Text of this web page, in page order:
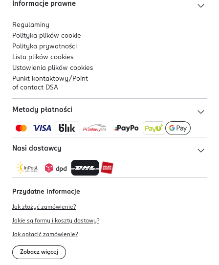
Informacje prawne
Regulaminy
Polityka plików cookie
Polityka prywatności
Lista plików cookies
Ustawienia plików cookies
Punkt kontaktowy/ Point
of contact DSA
Metody płatności
Nasi dostawcy
Przydatne informacje
Jak złożyć zamówienie?
Jakie są formy i koszty dostawy?
Jak opłacić zamówienie?
Zobacz więcej